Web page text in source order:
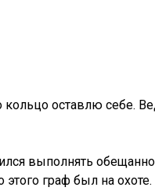
оставлю себе.
выполнять
граф был на